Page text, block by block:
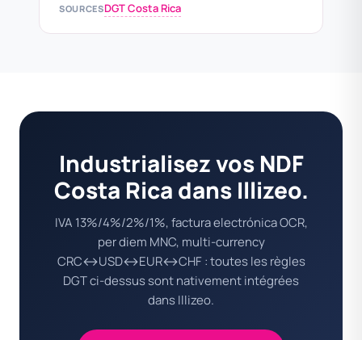
SOURCESDGT Costa Rica
Industrialisez vos NDF
Costa Rica dans Illizeo.
IVA 13%/4%/2%/1%, factura electrónica OCR,
per diem MNC, multi-currency
CRC↔USD↔EUR↔CHF : toutes les règles
DGT ci-dessus sont nativement intégrées
dans Illizeo.